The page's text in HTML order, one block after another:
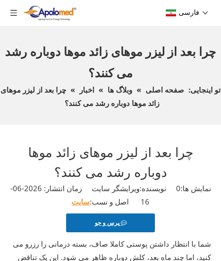
فارسی
چرا بعد از لیزر موهای زائد موها دوباره رشد
می کنند؟
تو اینجایی: صفحه اصلی » وبلاگ ها » اخبار » چرا بعد از لیزر موهای
زائد موها دوباره رشد می کنند؟
چرا بعد از لیزر موهای زائد موها
دوباره رشد می کنند؟
نمایش ها:0
نویسنده:ویرایشگر سایت زمان انتشار: 2026-06-
16 اصل و نسب:
سایت
پرس و جو
شما با انتظار داشتن پوستی کاملا صاف، بسته درمانی را رزرو می
کنید، اما چند ماه بعد، کلش دوباره ظاهر می شود. این یک تناقض